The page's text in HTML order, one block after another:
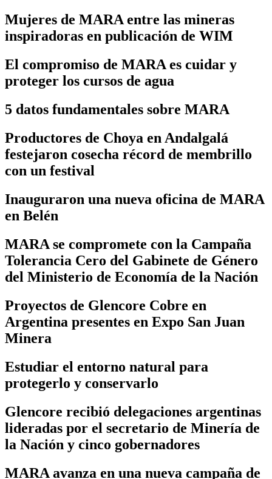
Mujeres de MARA entre las mineras
inspiradoras en publicación de WIM
El compromiso de MARA es cuidar y
proteger los cursos de agua
5 datos fundamentales sobre MARA
Productores de Choya en Andalgalá
festejaron cosecha récord de membrillo
con un festival
Inauguraron una nueva oficina de MARA
en Belén
MARA se compromete con la Campaña
Tolerancia Cero del Gabinete de Género
del Ministerio de Economía de la Nación
Proyectos de Glencore Cobre en
Argentina presentes en Expo San Juan
Minera
Estudiar el entorno natural para
protegerlo y conservarlo
Glencore recibió delegaciones argentinas
lideradas por el secretario de Minería de
la Nación y cinco gobernadores
MARA avanza en una nueva campaña de